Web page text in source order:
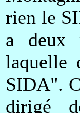
rien le
a deux
laquelle
SIDA".
dirigé